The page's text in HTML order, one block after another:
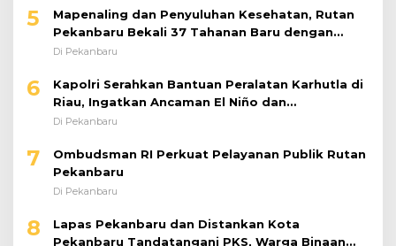
Pekanbaru Bekali 37 Tahanan Baru dengan
Edukasi TBC, HIV, dan Bahaya Narkoba
Di Pekanbaru
Riau, Ingatkan Ancaman El Niño dan
Prioritaskan Pencegahan
Di Pekanbaru
Pekanbaru
Di Pekanbaru
Pekanbaru Tandatangani PKS, Warga Binaan
Dibekali Keterampilan Peternakan Ayam Petelur
Di Pekanbaru